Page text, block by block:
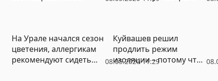
08.05.2020 11:29
На Урале начался сезон
цветения, аллергикам
рекомендуют сидеть
Куйвашев решил
продлить режим
изоляции – потому что